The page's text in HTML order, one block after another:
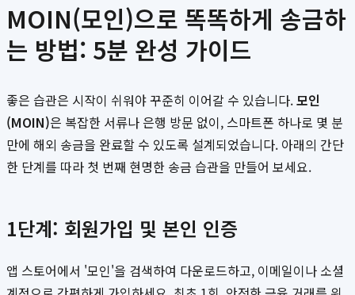
MOIN(모인)으로 똑똑하게 송금하
는 방법: 5분 완성 가이드
좋은 습관은 시작이 쉬워야 꾸준히 이어갈 수 있습니다.모인
(MOIN)은 복잡한 서류나 은행 방문 없이, 스마트폰 하나로 몇 분
만에 해외 송금을 완료할 수 있도록 설계되었습니다. 아래의 간단
한 단계를 따라 첫 번째 현명한 송금 습관을 만들어 보세요.
1단계: 회원가입 및 본인 인증
앱 스토어에서 '모인'을 검색하여 다운로드하고, 이메일이나 소셜